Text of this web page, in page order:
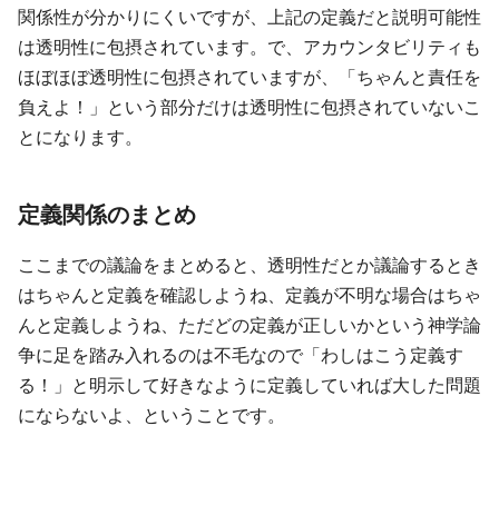
関係性が分かりにくいですが、上記の定義だと説明可能性
は透明性に包摂されています。で、アカウンタビリティも
ほぼほぼ透明性に包摂されていますが、「ちゃんと責任を
負えよ！」という部分だけは透明性に包摂されていないこ
とになります。
定義関係のまとめ
ここまでの議論をまとめると、透明性だとか議論するとき
はちゃんと定義を確認しようね、定義が不明な場合はちゃ
んと定義しようね、ただどの定義が正しいかという神学論
争に足を踏み入れるのは不毛なので「わしはこう定義す
る！」と明示して好きなように定義していれば大した問題
にならないよ、ということです。